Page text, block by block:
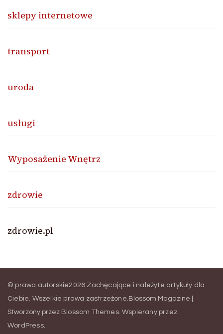
sklepy internetowe
transport
uroda
usługi
Wyposażenie Wnętrz
zdrowie
zdrowie.pl
© prawa autorskie2026 Zachęcające i należyte artykuły dla
Ciebie . Wszelkie prawa zastrzeżone. Blossom Magazine |
Stworzony przez Blossom Themes. Wspierany przez
WordPress.